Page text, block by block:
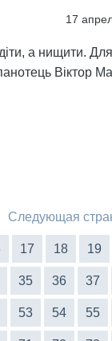
17
а нищити.
Віктор
Следующая
17 18 19
35 36 37
53 54 55